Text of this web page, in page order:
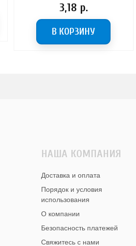
Цена
3,18 р.
В КОРЗИНУ
НАША КОМПАНИЯ
Доставка и оплата
Порядок и условия
использования
О компании
Безопасность платежей
Свяжитесь с нами